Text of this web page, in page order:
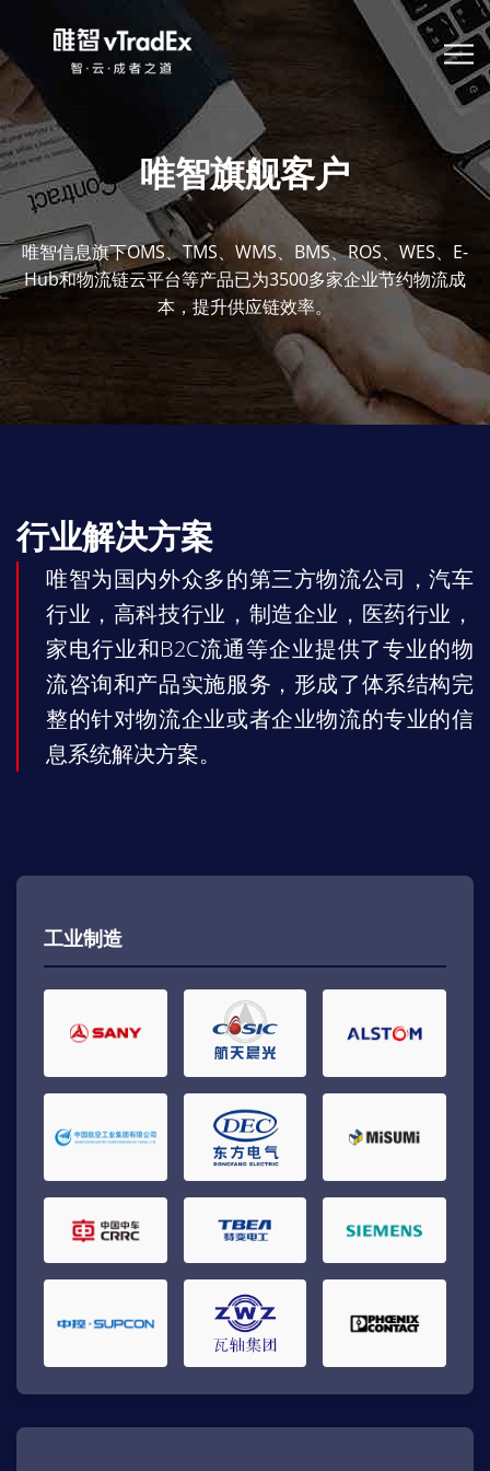
唯智旗舰客户
唯智信息旗下OMS、TMS、WMS、BMS、ROS、WES、E-
Hub和物流链云平台等产品已为3500多家企业节约物流成
本，提升供应链效率。
行业解决方案
唯智为国内外众多的第三方物流公司，汽车
行业，高科技行业，制造企业，医药行业，
家电行业和B2C流通等企业提供了专业的物
流咨询和产品实施服务，形成了体系结构完
整的针对物流企业或者企业物流的专业的信
息系统解决方案。
工业制造